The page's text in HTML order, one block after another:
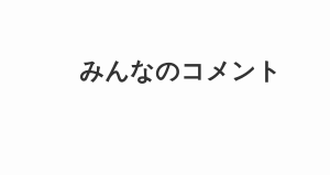
みんなのコメント